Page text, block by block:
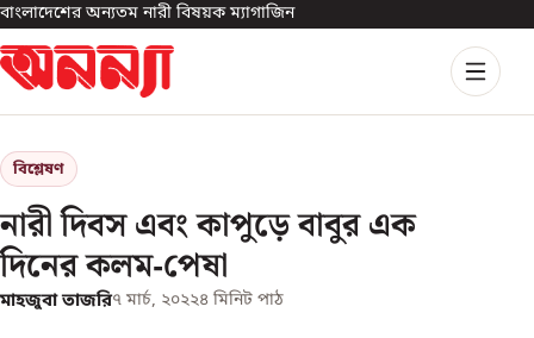
বাংলাদেশের অন্যতম নারী বিষয়ক ম্যাগাজিন
বিশ্লেষণ
নারী দিবস এবং কাপুড়ে বাবুর এক
দিনের কলম-পেষা
মাহজুবা তাজরি৭ মার্চ, ২০২২৪ মিনিট পাঠ